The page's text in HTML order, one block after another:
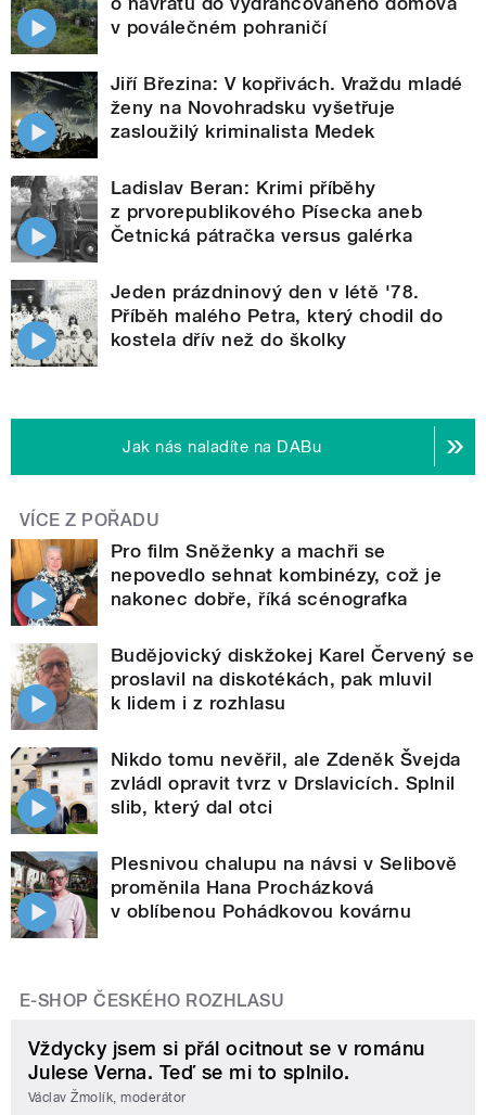
v poválečném pohraničí
Jiří Březina: V kopřivách. Vraždu mladé
ženy na Novohradsku vyšetřuje
zasloužilý kriminalista Medek
Ladislav Beran: Krimi příběhy
z prvorepublikového Písecka aneb
Četnická pátračka versus galérka
Jeden prázdninový den v létě '78.
Příběh malého Petra, který chodil do
kostela dřív než do školky
Jak nás naladíte na DABu
VÍCE Z POŘADU
Pro film Sněženky a machři se
nepovedlo sehnat kombinézy, což je
nakonec dobře, říká scénografka
Budějovický diskžokej Karel Červený se
proslavil na diskotékách, pak mluvil
k lidem i z rozhlasu
Nikdo tomu nevěřil, ale Zdeněk Švejda
zvládl opravit tvrz v Drslavicích. Splnil
slib, který dal otci
Plesnivou chalupu na návsi v Selibově
proměnila Hana Procházková
v oblíbenou Pohádkovou kovárnu
E-SHOP ČESKÉHO ROZHLASU
Vždycky jsem si přál ocitnout se v románu
Julese Verna. Teď se mi to splnilo.
Václav Žmolík, moderátor